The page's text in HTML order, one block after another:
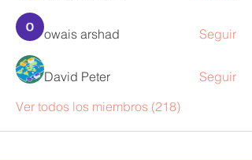
owais arshad Seguir
David Peter
Seguir
Ver todos los miembros (218)